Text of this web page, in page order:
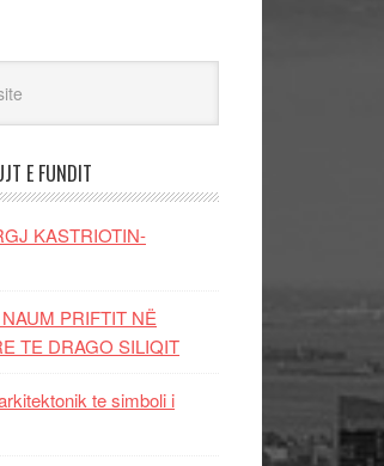
E FUNDIT
KASTRIOTIN-
PRIFTIT NË
TE DRAGO SILIQIT
te simboli i